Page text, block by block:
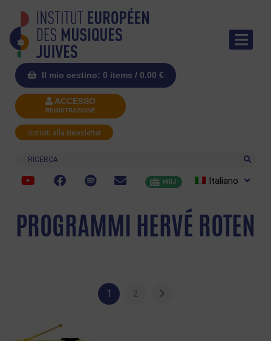
Il mio cestino: 0 items / 0.00 €
ACCESSO
REGISTRAZIONE
Iscriviti alla Newsletter
Ricerca
MRJ Italiano
PROGRAMMI HERVÉ ROTEN
1 2